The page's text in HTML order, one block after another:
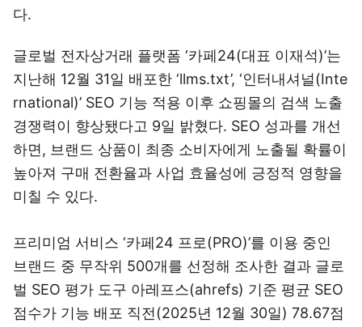
다.
글로벌 전자상거래 플랫폼 ‘카페24(대표 이재석)’는
지난해 12월 31일 배포한 ‘llms.txt’, ‘인터내셔널(Inte
rnational)’ SEO 기능 적용 이후 쇼핑몰의 검색 노출
경쟁력이 향상됐다고 9일 밝혔다. SEO 성과를 개선
하면, 브랜드 상품이 최종 소비자에게 노출될 확률이
높아져 구매 전환율과 사업 효율성에 긍정적 영향을
미칠 수 있다.
프리미엄 서비스 ‘카페24 프로(PRO)’를 이용 중인
브랜드 중 무작위 500개를 선정해 조사한 결과 글로
벌 SEO 평가 도구 아레프스(ahrefs) 기준 평균 SEO
점수가 기능 배포 직전(2025년 12월 30일) 78.67점